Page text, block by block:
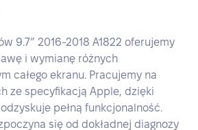
9.7” 2016-2018 A1822 oferujemy
i wymianę różnych
całego ekranu. Pracujemy na
ze specyfikacją Apple, dzięki
pełną funkcjonalność.
się od dokładnej diagnozy